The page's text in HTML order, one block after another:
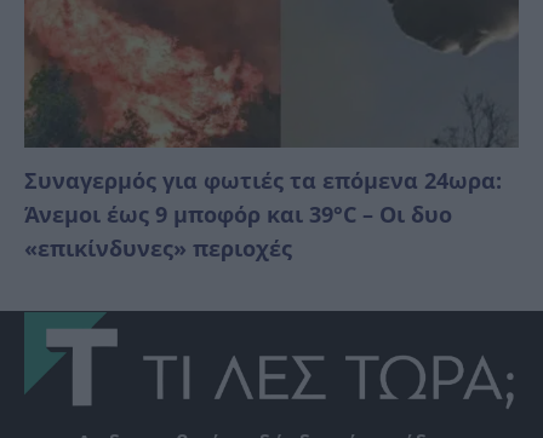
Συναγερμός για φωτιές τα επόμενα 24ωρα:
Άνεμοι έως 9 μποφόρ και 39°C – Οι δυο
«επικίνδυνες» περιοχές